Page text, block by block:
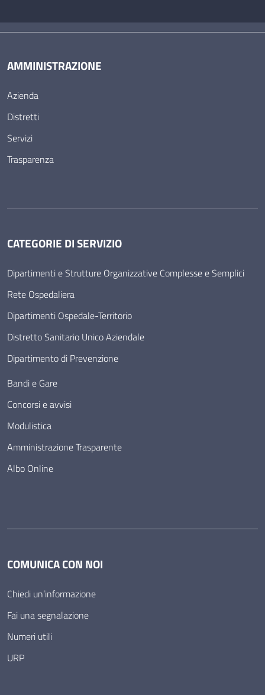
AMMINISTRAZIONE
Azienda
Distretti
Servizi
Trasparenza
CATEGORIE DI SERVIZIO
Dipartimenti e Strutture Organizzative Complesse e Semplici
Rete Ospedaliera
Dipartimenti Ospedale-Territorio
Distretto Sanitario Unico Aziendale
Dipartimento di Prevenzione
Bandi e Gare
Concorsi e avvisi
Modulistica
Amministrazione Trasparente
Albo Online
COMUNICA CON NOI
Chiedi un’informazione
Fai una segnalazione
Numeri utili
URP